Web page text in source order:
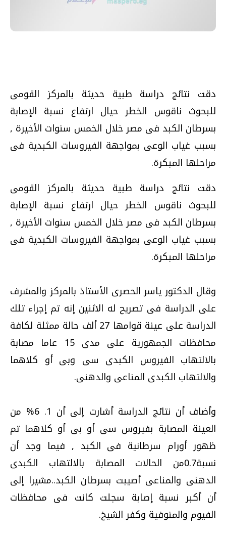
دقت نتائج دراسة طبية حديثة بالمركز القومى
للبحوث ناقوس الخطر حيال ارتفاع نسبة الإصابة
بسرطان الكبد فى مصر خلال الخمس سنوات الأخيرة ,
بسبب غياب الوعى بمواجهة الفيروسات الكبدية فى
مراحلها المبكرة.
دقت نتائج دراسة طبية حديثة بالمركز القومى
للبحوث ناقوس الخطر حيال ارتفاع نسبة الإصابة
بسرطان الكبد فى مصر خلال الخمس سنوات الأخيرة ,
بسبب غياب الوعى بمواجهة الفيروسات الكبدية فى
مراحلها المبكرة.
وقال الدكتور ياسر الحصرى الأستاذ بالمركز والمشرف
على الدراسة فى تصريح له الاثنين إنه تم إجراء تلك
الدراسة على عينة قوامها 27 ألف حالة ممثلة لكافة
محافظات الجمهورية على مدى 15 عاما مصابة
بالالتهاب الفيروس الكبدى سى وبى أو كلاهما
والالتهاب الكبدى المناعى والدهنى.
وأضاف أن نتائج الدراسة أشارت إلى أن 1. 6% من
العينة المصابة بفيروس سى أو بى أو كلاهما تم
ظهور أورام سرطانية فى الكبد , فيما وجد أن
نسبة0.7من الحالات المصابة بالالتهاب الكبدى
الدهنى والمناعى أصيبت بسرطان الكبد..مشيرا إلى
أن أكبر نسبة إصابة سجلت كانت فى محافظات
الفيوم والمنوفية وكفر الشيخ.